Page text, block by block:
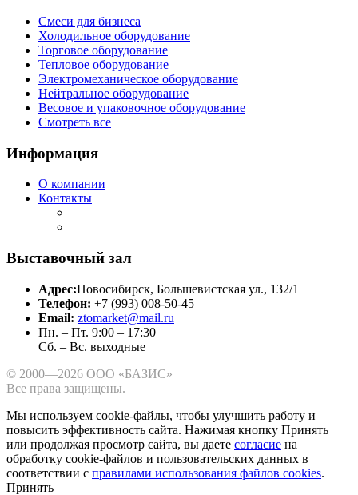
Смеси для бизнеса
Холодильное оборудование
Торговое оборудование
Тепловое оборудование
Электромеханическое оборудование
Нейтральное оборудование
Весовое и упаковочное оборудование
Смотреть все
Информация
О компании
Контакты
Выставочный зал
Адрес:Новосибирск, Большевистская ул., 132/1
Телефон: +7 (993) 008-50-45
Email: ztomarket@mail.ru
Пн. – Пт. 9:00 – 17:30
Сб. – Вс. выходные
© 2000—2026 ООО «БАЗИС»
Все права защищены.
Мы используем cookie-файлы, чтобы улучшить работу и
повысить эффективность сайта. Нажимая кнопку Принять
или продолжая просмотр сайта, вы даете согласие на
обработку cookie-файлов и пользовательских данных в
соответствии с правилами использования файлов cookies.
Принять